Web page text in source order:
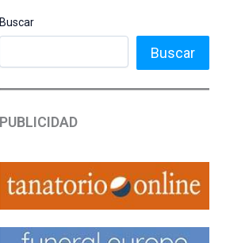
Buscar
Buscar
PUBLICIDAD